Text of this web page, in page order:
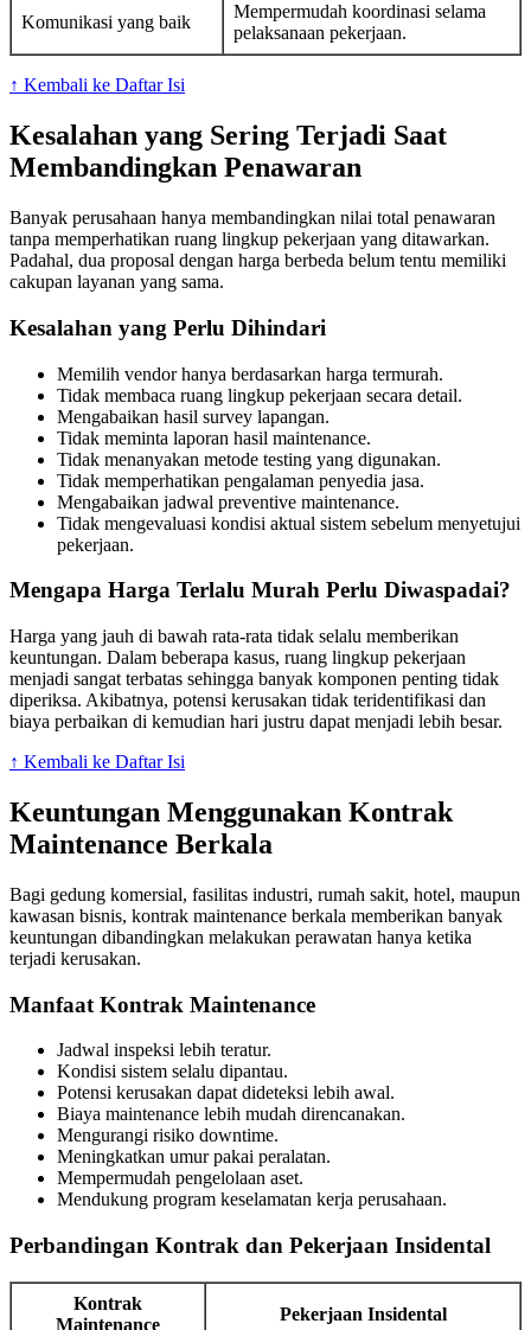
Komunikasi yang baik
Mempermudah koordinasi selama
pelaksanaan pekerjaan.
↑ Kembali ke Daftar Isi
Kesalahan yang Sering Terjadi Saat
Membandingkan Penawaran
Banyak perusahaan hanya membandingkan nilai total penawaran
tanpa memperhatikan ruang lingkup pekerjaan yang ditawarkan.
Padahal, dua proposal dengan harga berbeda belum tentu memiliki
cakupan layanan yang sama.
Kesalahan yang Perlu Dihindari
Memilih vendor hanya berdasarkan harga termurah.
Tidak membaca ruang lingkup pekerjaan secara detail.
Mengabaikan hasil survey lapangan.
Tidak meminta laporan hasil maintenance.
Tidak menanyakan metode testing yang digunakan.
Tidak memperhatikan pengalaman penyedia jasa.
Mengabaikan jadwal preventive maintenance.
Tidak mengevaluasi kondisi aktual sistem sebelum menyetujui
pekerjaan.
Mengapa Harga Terlalu Murah Perlu Diwaspadai?
Harga yang jauh di bawah rata-rata tidak selalu memberikan
keuntungan. Dalam beberapa kasus, ruang lingkup pekerjaan
menjadi sangat terbatas sehingga banyak komponen penting tidak
diperiksa. Akibatnya, potensi kerusakan tidak teridentifikasi dan
biaya perbaikan di kemudian hari justru dapat menjadi lebih besar.
↑ Kembali ke Daftar Isi
Keuntungan Menggunakan Kontrak
Maintenance Berkala
Bagi gedung komersial, fasilitas industri, rumah sakit, hotel, maupun
kawasan bisnis, kontrak maintenance berkala memberikan banyak
keuntungan dibandingkan melakukan perawatan hanya ketika
terjadi kerusakan.
Manfaat Kontrak Maintenance
Jadwal inspeksi lebih teratur.
Kondisi sistem selalu dipantau.
Potensi kerusakan dapat dideteksi lebih awal.
Biaya maintenance lebih mudah direncanakan.
Mengurangi risiko downtime.
Meningkatkan umur pakai peralatan.
Mempermudah pengelolaan aset.
Mendukung program keselamatan kerja perusahaan.
Perbandingan Kontrak dan Pekerjaan Insidental
Kontrak
Maintenance
Pekerjaan Insidental